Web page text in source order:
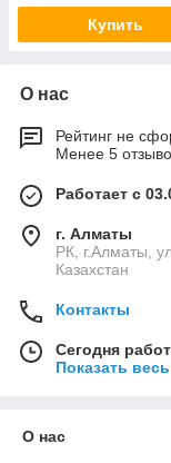
Купить
О нас
Рейтинг не
Менее 5
Работает с
г. Алматы
РК, г.Алматы,
Казахстан
Контакты
Сегодня
Показать
О нас